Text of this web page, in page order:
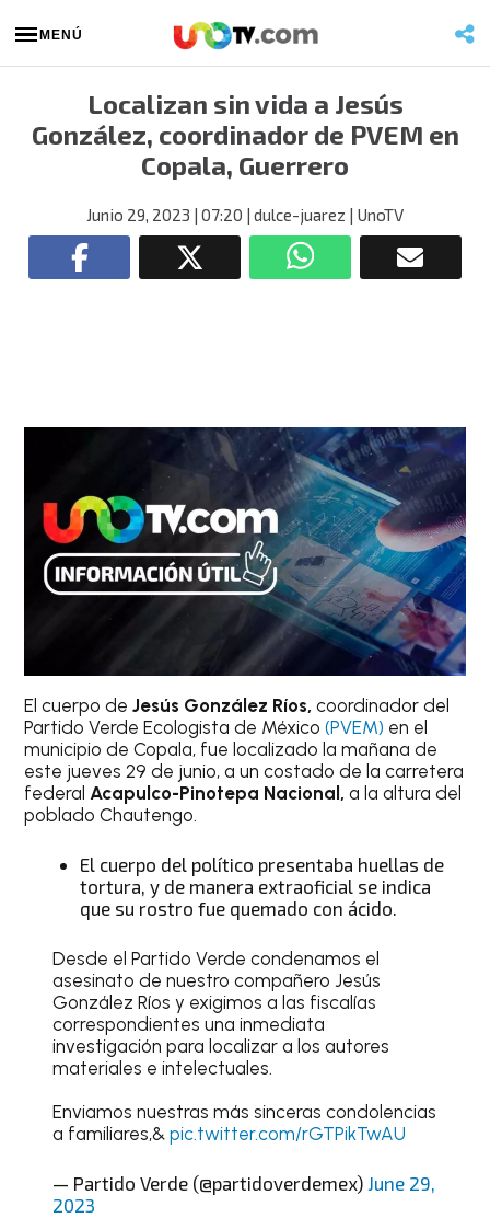
MENÚ
Localizan sin vida a Jesús
González, coordinador de PVEM en
Copala, Guerrero
Junio 29, 2023 | 07:20 | dulce-juarez | UnoTV
El cuerpo de Jesús González Ríos,coordinador del
Partido Verde Ecologista de México(PVEM) en el
municipio de Copala, fue localizado la mañana de
este jueves 29 de junio, a un costado de la carretera
federal Acapulco-Pinotepa Nacional, a la altura del
poblado Chautengo.
El cuerpo del político presentaba huellas de
tortura, y de manera extraoficial se indica
que su rostro fue quemado con ácido.
Desde el Partido Verde condenamos el
asesinato de nuestro compañero Jesús
González Ríos y exigimos a las fiscalías
correspondientes una inmediata
investigación para localizar a los autores
materiales e intelectuales.
Enviamos nuestras más sinceras condolencias
a familiares,& pic.twitter.com/rGTPikTwAU
— Partido Verde (@partidoverdemex) June 29,
2023